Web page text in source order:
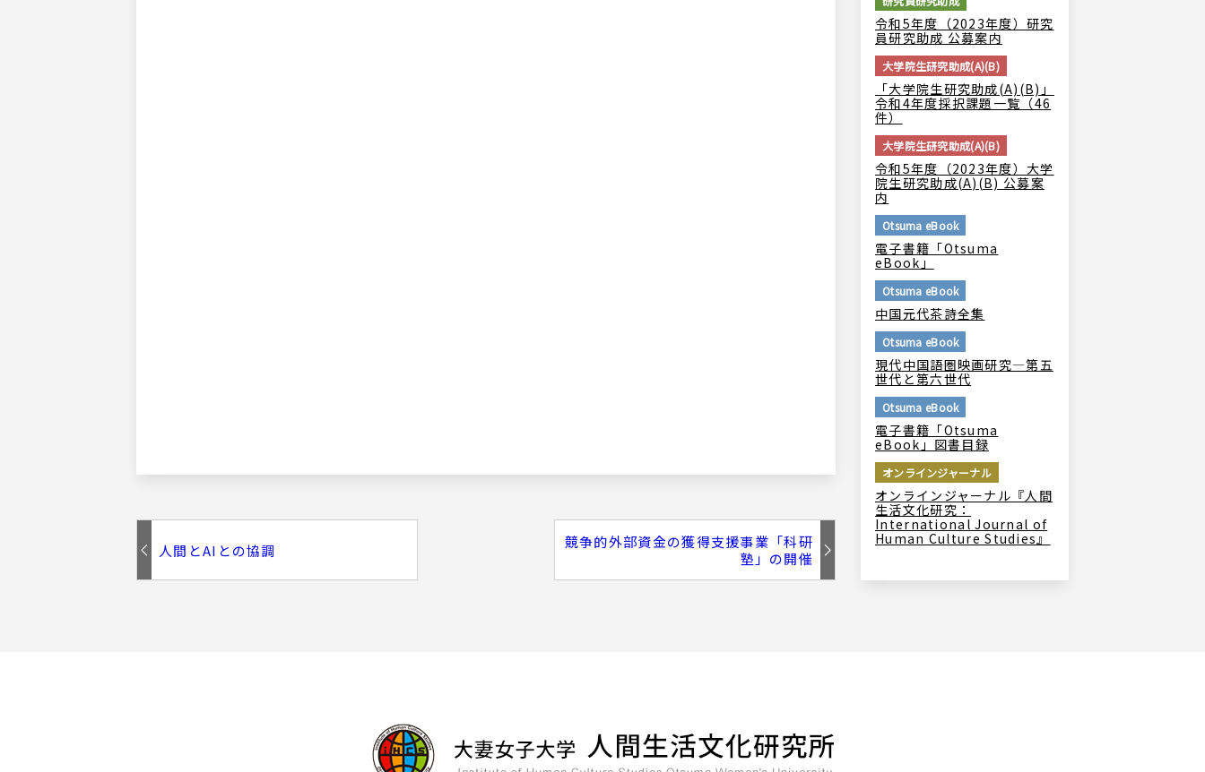
人間とAIとの協調
競争的外部資金の獲得支援事業「科研
塾」の開催
令和5年度（2023年度）研究
員研究助成 公募案内
大学院生研究助成(A)(B)
「大学院生研究助成(A)(B)」
令和4年度採択課題一覧（46
件）
大学院生研究助成(A)(B)
令和5年度（2023年度）大学
院生研究助成(A)(B) 公募案
内
Otsuma eBook
電子書籍「Otsuma
eBook」
Otsuma eBook
中国元代茶詩全集
Otsuma eBook
現代中国語圏映画研究―第五
世代と第六世代
Otsuma eBook
電子書籍「Otsuma
eBook」図書目録
オンラインジャーナル
オンラインジャーナル『人間
生活文化研究：
International Journal of
Human Culture Studies』